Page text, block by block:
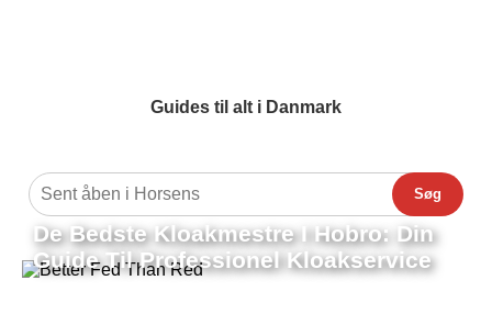
Guides til alt i Danmark
Søg
De Bedste Kloakmestre I Hobro: Din
Guide Til Professionel Kloakservice